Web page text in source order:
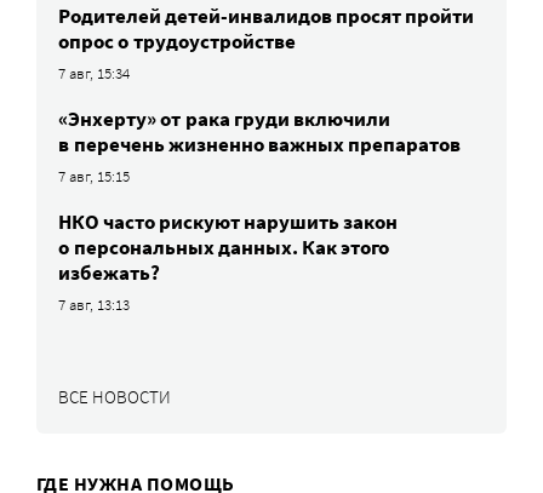
Родителей детей-инвалидов просят пройти
опрос о трудоустройстве
7 авг, 15:34
«Энхерту» от рака груди включили
в перечень жизненно важных препаратов
7 авг, 15:15
НКО часто рискуют нарушить закон
о персональных данных. Как этого
избежать?
7 авг, 13:13
ВСЕ НОВОСТИ
ГДЕ НУЖНА ПОМОЩЬ